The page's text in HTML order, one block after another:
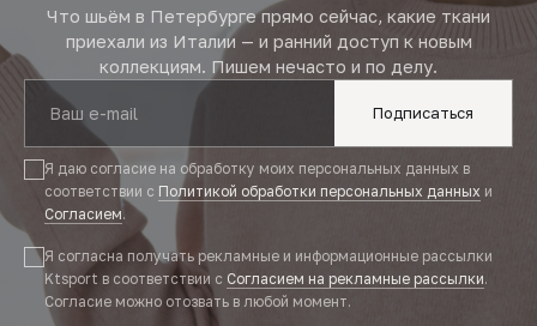
Что шьём в Петербурге прямо сейчас, какие ткани
приехали из Италии — и ранний доступ к новым
коллекциям. Пишем нечасто и по делу.
Подписаться
Я даю согласие на обработку моих персональных данных в
соответствии с Политикой обработки персональных данных и
Согласием.
Я согласна получать рекламные и информационные рассылки
Ktsport в соответствии с Согласием на рекламные рассылки.
Согласие можно отозвать в любой момент.